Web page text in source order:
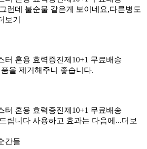
런데 불순물 같은게 보이네요,다른병도
보기
터 혼용 효력증진제10+1 무료배송
을 제거해주니 좋습니다.
터 혼용 효력증진제10+1 무료배송
립니다 사용하고 효과는 다음에...더보
간들